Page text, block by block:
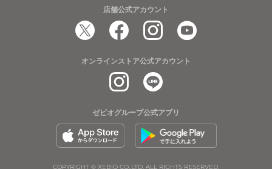
店舗公式アカウント
オンラインストア公式アカウント
ゼビオグループ公式アプリ
COPYRIGHT © XEBIO CO.,LTD. ALL RIGHTS RESERVED.